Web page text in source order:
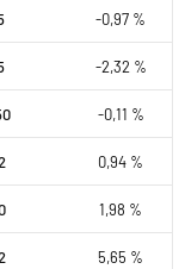
-0,97 %
-2,32 %
-0,11 %
0,94 %
1,98 %
5,65 %